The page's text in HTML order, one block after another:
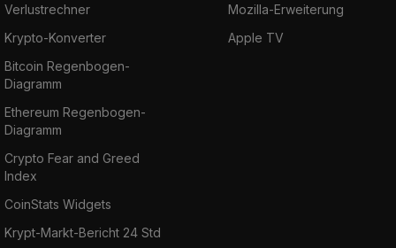
Verlustrechner
Krypto-Konverter
Bitcoin Regenbogen-
Diagramm
Ethereum Regenbogen-
Diagramm
Crypto Fear and Greed
Index
CoinStats Widgets
Krypt-Markt-Bericht 24 Std
Mozilla-Erweiterung
Apple TV